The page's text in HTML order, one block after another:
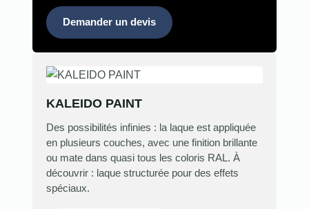
Demander un devis
KALEIDO PAINT
Des possibilités infinies : la laque est appliquée
en plusieurs couches, avec une finition brillante
ou mate dans quasi tous les coloris RAL. À
découvrir : laque structurée pour des effets
spéciaux.